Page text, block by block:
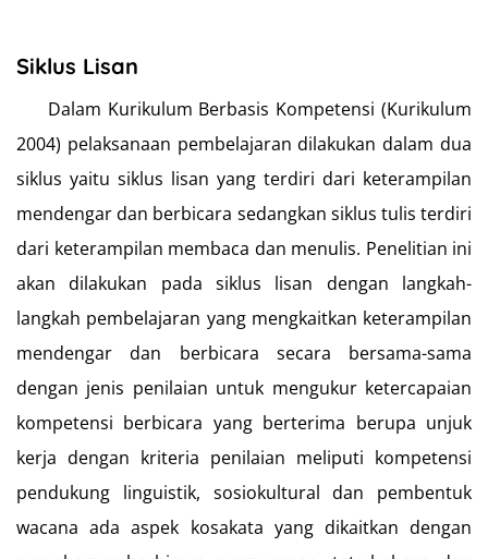
Siklus Lisan
Dalam Kurikulum Berbasis Kompetensi (Kurikulum
2004) pelaksanaan pembelajaran dilakukan dalam dua
siklus yaitu siklus lisan yang terdiri dari keterampilan
mendengar dan berbicara sedangkan siklus tulis terdiri
dari keterampilan membaca dan menulis. Penelitian ini
akan dilakukan pada siklus lisan dengan langkah-
langkah pembelajaran yang mengkaitkan keterampilan
mendengar dan berbicara secara bersama-sama
dengan jenis penilaian untuk mengukur ketercapaian
kompetensi berbicara yang berterima berupa unjuk
kerja dengan kriteria penilaian meliputi kompetensi
pendukung linguistik, sosiokultural dan pembentuk
wacana ada aspek kosakata yang dikaitkan dengan